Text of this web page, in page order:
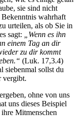
sie sind nicht
wahrhaft
urteilen, als ob Sie in
sagt:
„Wenn es ihn
einem Tag an dir
zu dir kommt
(Luk. 17,3.4)
siebenmal sollst du
vergibt.
ohne von uns
uns dieses Beispiel
Mitmenschen